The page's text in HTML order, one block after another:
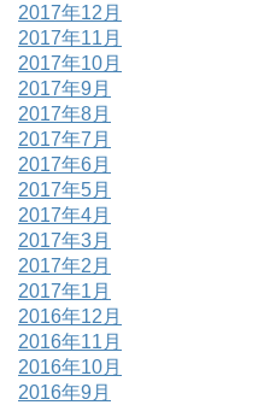
2017年12月
2017年11月
2017年10月
2017年9月
2017年8月
2017年7月
2017年6月
2017年5月
2017年4月
2017年3月
2017年2月
2017年1月
2016年12月
2016年11月
2016年10月
2016年9月